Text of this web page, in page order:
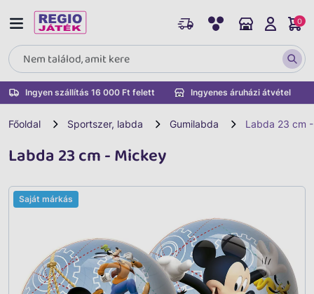
Ingyen szállítás 16 000 Ft felett Ingyenes áruházi átvétel
0
Főoldal Sportszer, labda Gumilabda Labda 23 cm
Labda 23 cm - Mickey
Saját márkás